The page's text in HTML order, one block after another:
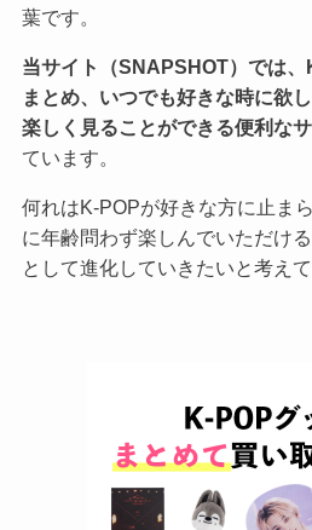
葉です。
当サイト（SNAPSHOT）では
まとめ、いつでも好きな時に欲
楽しく見ることができる便利な
ています。
何れはK-POPが好きな方に止ま
に年齢問わず楽しんでいただけ
として進化していきたいと考えて